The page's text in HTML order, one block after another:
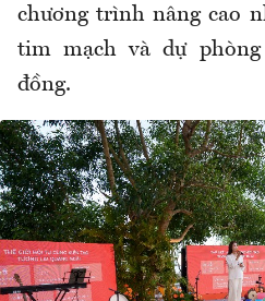
chương trình nâng cao
tim mạch và dự
đồng.